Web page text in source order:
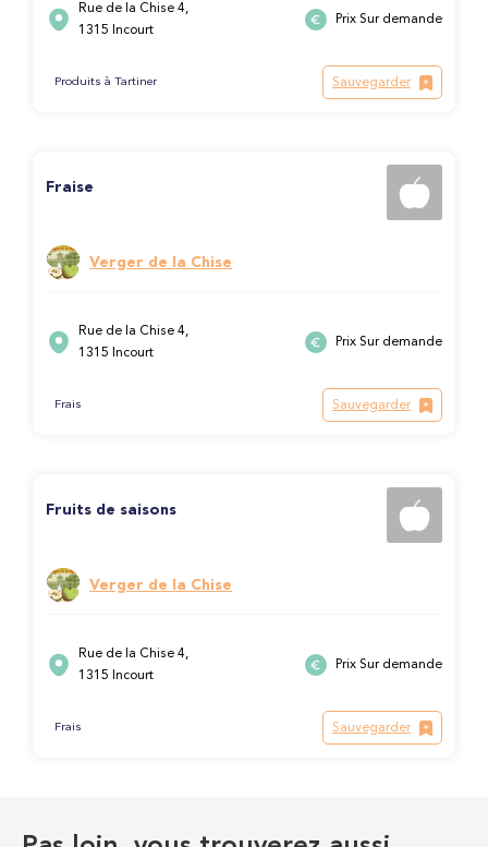
Rue de la Chise 4,
1315 Incourt
Prix Sur demande
Produits à Tartiner Sauvegarder
Fraise
Verger de la Chise
Rue de la Chise 4,
1315 Incourt
Prix Sur demande
Frais Sauvegarder
Fruits de saisons
Verger de la Chise
Rue de la Chise 4,
1315 Incourt
Prix Sur demande
Frais Sauvegarder